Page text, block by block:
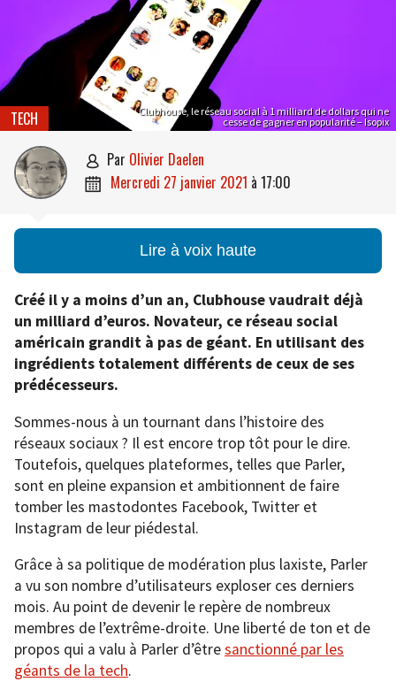
Clubhouse, le réseau social à 1 milliard de dollars qui ne
cesse de gagner en popularité – Isopix
TECH
 par Olivier Daelen
 mercredi 27 janvier 2021 à 17:00
Lire à voix haute
Créé il y a moins d’un an, Clubhouse vaudrait déjà
un milliard d’euros. Novateur, ce réseau social
américain grandit à pas de géant. En utilisant des
ingrédients totalement différents de ceux de ses
prédécesseurs.
Sommes-nous à un tournant dans l’histoire des
réseaux sociaux ? Il est encore trop tôt pour le dire.
Toutefois, quelques plateformes, telles que Parler,
sont en pleine expansion et ambitionnent de faire
tomber les mastodontes Facebook, Twitter et
Instagram de leur piédestal.
Grâce à sa politique de modération plus laxiste, Parler
a vu son nombre d’utilisateurs exploser ces derniers
mois. Au point de devenir le repère de nombreux
membres de l’extrême-droite. Une liberté de ton et de
propos qui a valu à Parler d’êtresanctionné par les
géants de la tech.